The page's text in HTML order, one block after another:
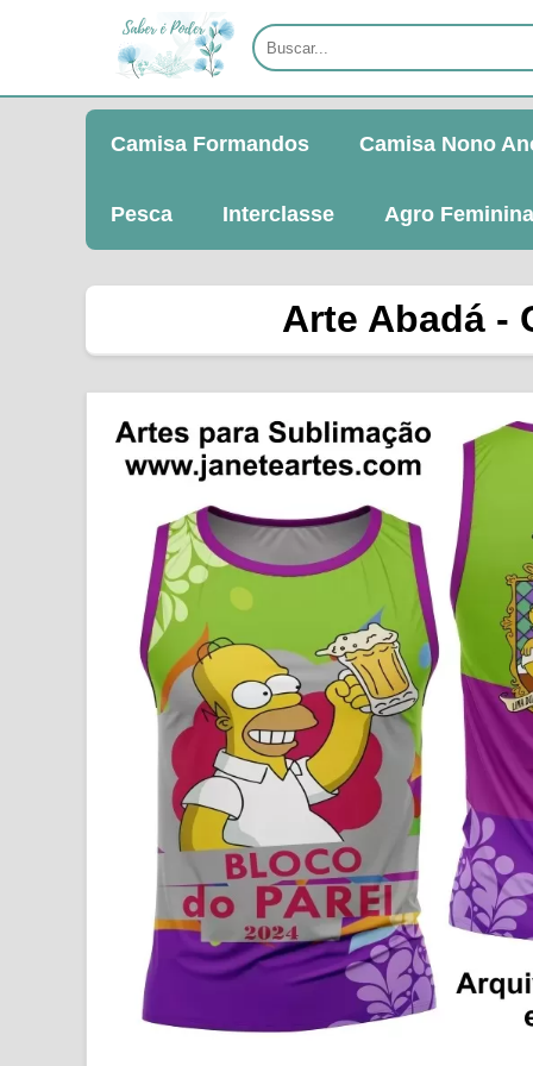
Camisa Formandos Camisa Nono
Pesca Interclasse Agro Feminina
Arte Abadá -